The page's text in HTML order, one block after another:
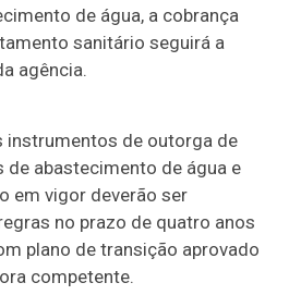
de água, a cobrança
sanitário seguirá a
agência.
instrumentos de outorga de
de abastecimento de água e
em vigor deverão ser
no prazo de quatro anos
plano de transição aprovado
competente.